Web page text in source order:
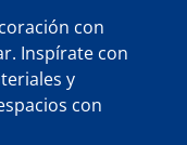
con
Inspírate con
y
con